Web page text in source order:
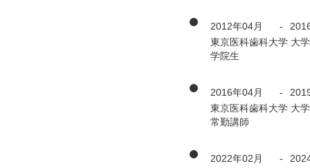
2012年04月 -
東京医科歯科大学 大
学院生
2016年04月 -
東京医科歯科大学 大
常勤講師
2022年02月 -